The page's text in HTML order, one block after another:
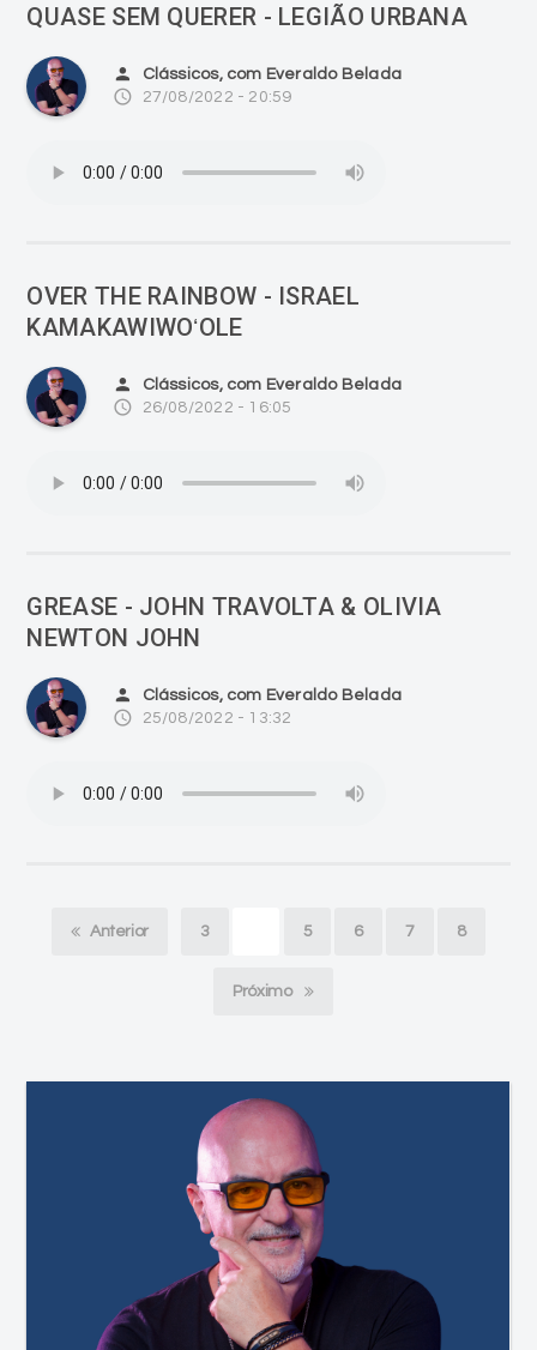
QUASE SEM QUERER - LEGIÃO URBANA
person Clássicos, com Everaldo Belada
access_time 27/08/2022 - 20:59
OVER THE RAINBOW - ISRAEL
KAMAKAWIWOʻOLE
person Clássicos, com Everaldo Belada
access_time 26/08/2022 - 16:05
GREASE - JOHN TRAVOLTA & OLIVIA
NEWTON JOHN
person Clássicos, com Everaldo Belada
access_time 25/08/2022 - 13:32
Anterior 3 5 6 7 8
Próximo